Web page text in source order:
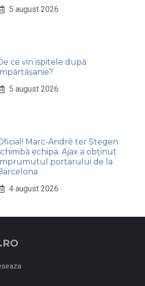
5 august 2026
ce vin ispitele după
Împărtășanie?
5 august 2026
Marc-André ter Stegen
echipa. Ajax a obținut
portarului de la
4 august 2026